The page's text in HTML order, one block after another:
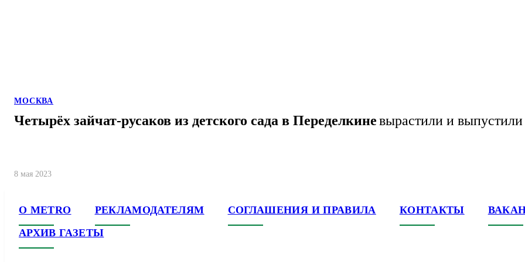
МОСКВА
Четырёх зайчат-русаков из детского сада в Переделкиневырастили и
8 мая 2023
О METRO РЕКЛАМОДАТЕЛЯМ СОГЛАШЕНИЯ И ПРАВИЛА КОНТАКТЫ
АРХИВ ГАЗЕТЫ